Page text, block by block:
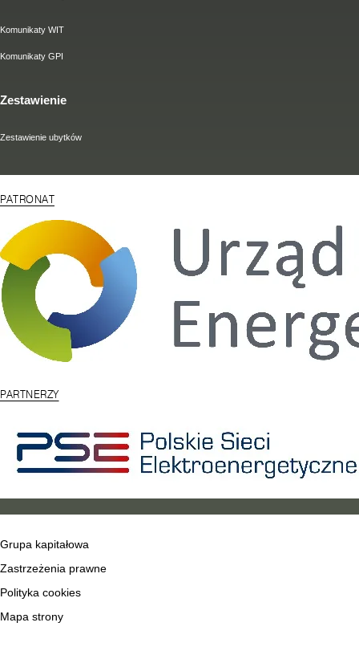
Komunikaty WIT
Komunikaty GPI
Zestawienie
Zestawienie ubytków
PATRONAT
PARTNERZY
Grupa kapitałowa
Zastrzeżenia prawne
Polityka cookies
Mapa strony